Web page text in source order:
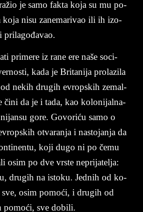
je samo fak­ta koja su mu po­
koja nisu za­ne­mar­ivao ili ih iz­o­
pri­la­gođavao.
primere iz rane ere naše so­ci­
kada je Bri­ta­ni­ja pro­la­zi­la
ne­kih dru­gih evrop­skih ze­mal­
čini ­da ­je ­i­ ta­da, ka­o ­ko­lo­ni­jal­na­
­go­re. Go­vo­riću samo o
otva­ran­ja i na­sto­jan­ja da
koji dugo ni po čemu
osim po dve vr­ste ne­pri­ja­tel­ja:
dru­gih na is­to­ku. Jed­nih od ko­
osim pomoći, i dru­gih od
pomoći, sve do­bi­li.